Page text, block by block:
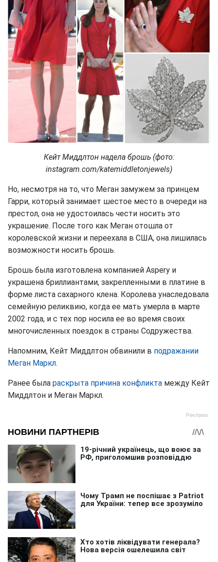
Кейт Миддлтон надела брошь (фото:
instagram.com/katemiddletonjewels)
Но, несмотря на то, что Меган замужем за принцем
Гарри, который занимает шестое место в очереди на
престол, она не удостоилась чести носить это
украшение. После того как Меган отошла от
королевской жизни и переехала в США, она лишилась
возможности носить брошь.
Брошь была изготовлена компанией Aspery и
украшена бриллиантами, закрепленными в платине в
форме листа сахарного клена. Королева унаследовала
семейную реликвию, когда ее мать умерла в марте
2002 года, и с тех пор носила ее во время своих
многочисленных поездок в страны Содружества.
Напомним, Кейт Миддлтон обвинили в подражании
Меган Маркл.
Ранее была раскрыта причина конфликта между Кейт
Миддлтон и Меган Маркл.